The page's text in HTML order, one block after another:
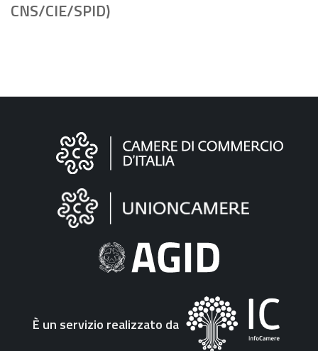
CNS/CIE/SPID)
Informazioni
"Fattura
Elettronica"
È un servizio realizzato da